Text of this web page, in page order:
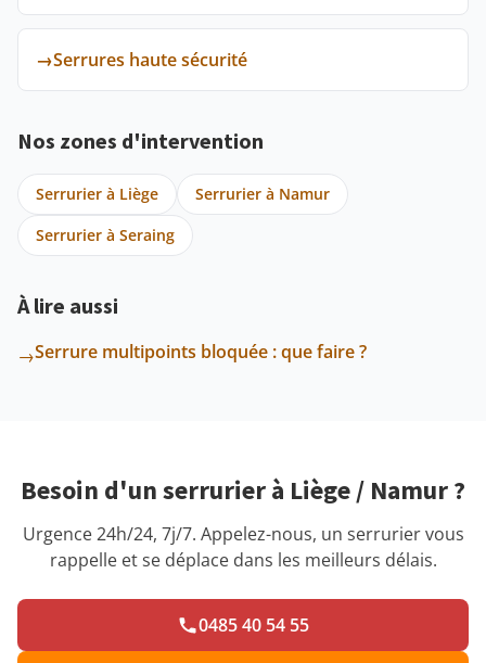
→Serrures haute sécurité
Nos zones d'intervention
Serrurier à Liège
Serrurier à Namur
Serrurier à Seraing
À lire aussi
→Serrure multipoints bloquée : que faire ?
Besoin d'un serrurier à Liège / Namur ?
Urgence 24h/24, 7j/7. Appelez-nous, un serrurier vous
rappelle et se déplace dans les meilleurs délais.
0485 40 54 55